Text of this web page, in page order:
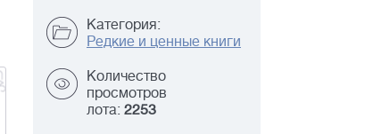
Категория:
Редкие и ценные книги
Количество
просмотров
лота: 2253